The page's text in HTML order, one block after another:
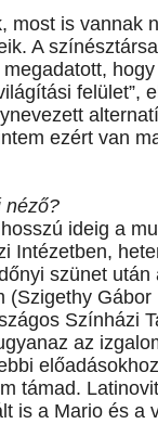
most is vannak
A
hogy
felület”,
ezért van
néző?
ideig a
Intézetben,
szünet után
(Szigethy Gábor
Színházi
az
támad.
is a Mario és a